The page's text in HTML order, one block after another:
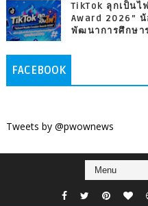
TikTok ลุกเป็น
Award 2026”
พัฒนาการศึกษา
FACEBOOK
Tweets by @pwownews